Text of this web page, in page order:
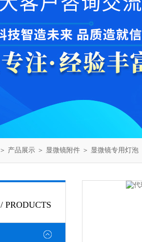
＞ 产品展示 ＞ 显微镜附件 ＞ 显微镜专用灯泡
/ PRODUCTS